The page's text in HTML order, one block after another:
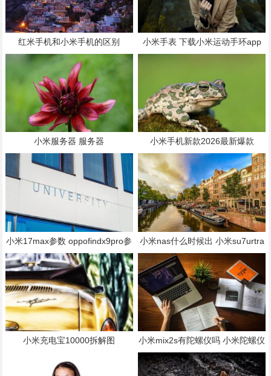
红米手机和小米手机的区别 小米手表 下载小米运动手环app
小米服务器 服务器 小米手机新款2026最新爆款
小米17max参数 oppofindx9pro参
数配置
小米nas什么时候出 小米su7urtra
赛车游戏
小米充电宝10000拆解图
小米mix2s有陀螺仪吗 小米陀螺仪
功能怎么开启